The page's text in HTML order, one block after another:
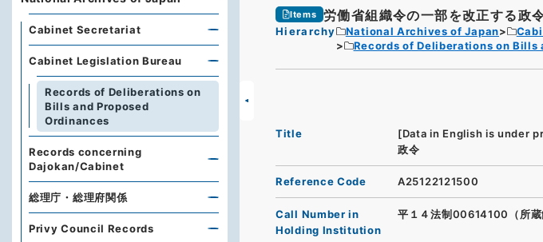
Items 労働省組織令の一部を改正する政
Hierarchy National Archives of Japan
Records of Deliberations on Bills
Title [Data in English is under
政令
Reference Code A25122121500
Call Number in
Holding Institution
平１４法制00614100（所
Cabinet Secretariat
Cabinet Legislation Bureau
Records of Deliberations on
Bills and Proposed
Ordinances
Records concerning
Dajokan/Cabinet
総理庁・総理府関係
Privy Council Records